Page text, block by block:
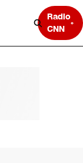
Radio
CNN